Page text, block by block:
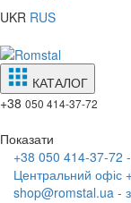
UKR RUS
КАТАЛОГ
+38 050 414-37-72
Показати
+38 050 414-37-72
Центральний офіс
shop@romstal.ua - з